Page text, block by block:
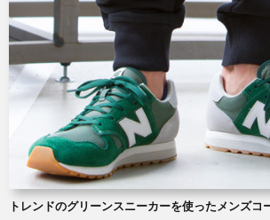
トレンドのグリーンスニーカーを使ったメンズコ